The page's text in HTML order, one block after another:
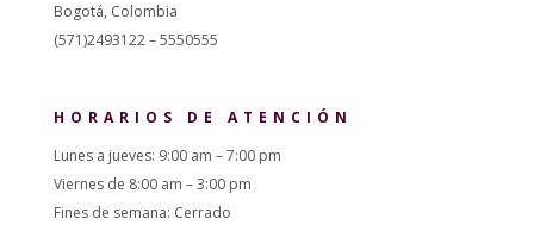
Bogotá, Colombia
(571)2493122 – 5550555
HORARIOS DE ATENCIÓN
Lunes a jueves: 9:00 am – 7:00 pm
Viernes de 8:00 am – 3:00 pm
Fines de semana: Cerrado